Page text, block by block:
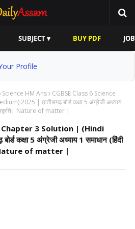
SUBJECT ▾ BUY PDF
Profile
Science HM Ans
CGBSE Class 6 Science
2025 | छत्तीसगढ़ बोर्ड कक्षा 5 अंग्रेजी अध्याय
प्रकृति| Nature of matter |
Chapter 3 Solution | (Hindi
कक्षा 5 अंग्रेजी अध्याय 1 समाधान (हिंदी
Nature of matter |